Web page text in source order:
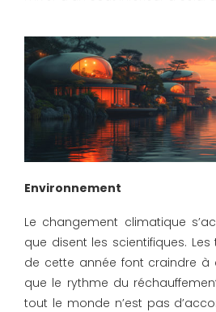
Environnement
Le changement climatique
que disent les scientifiques.
de cette année font craindre à
que le rythme du
tout le monde n’est pas